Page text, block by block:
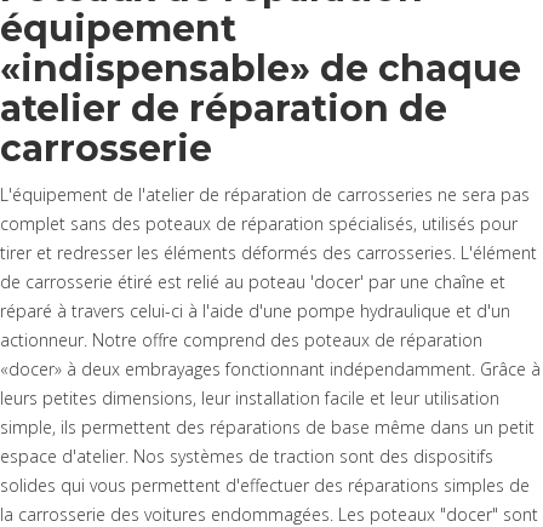
équipement
«indispensable» de chaque
atelier de réparation de
carrosserie
L'équipement de l'atelier de réparation de carrosseries ne sera pas
complet sans des poteaux de réparation spécialisés, utilisés pour
tirer et redresser les éléments déformés des carrosseries. L'élément
de carrosserie étiré est relié au poteau 'docer' par une chaîne et
réparé à travers celui-ci à l'aide d'une pompe hydraulique et d'un
actionneur. Notre offre comprend des poteaux de réparation
«docer» à deux embrayages fonctionnant indépendamment. Grâce à
leurs petites dimensions, leur installation facile et leur utilisation
simple, ils permettent des réparations de base même dans un petit
espace d'atelier. Nos systèmes de traction sont des dispositifs
solides qui vous permettent d'effectuer des réparations simples de
la carrosserie des voitures endommagées. Les poteaux "docer" sont